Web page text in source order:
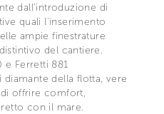
dall'introduzione di
quali l'inserimento
ampie finestrature
del cantiere.
e Ferretti 881
della flotta, vere
offrire comfort,
con il mare.